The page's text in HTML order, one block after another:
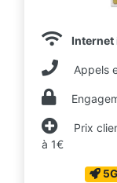
Internet
Appels
Prix
à 1€
5G